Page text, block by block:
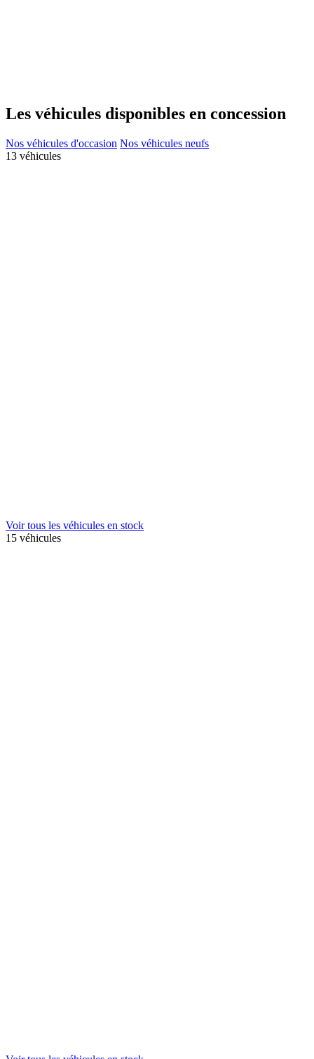
Les véhicules disponibles en concession
Nos véhicules d'occasion Nos véhicules neufs
13 véhicules
Voir tous les véhicules en stock
15 véhicules